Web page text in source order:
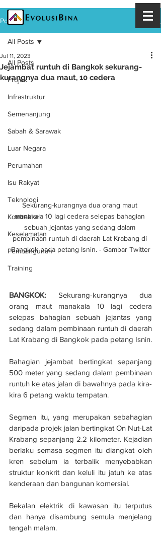
Post
All Posts
Projek
Infrastruktur
Semenanjung
Sabah & Sarawak
Luar Negara
Perumahan
Isu Rakyat
Teknologi
Kontraktor
Keselamatan
Pembangunan
Training
All Posts
Jejambat runtuh di Bangkok sekurang-
kurangnya dua maut, 10 cedera
Jul 11, 2023
Sekurang-kurangnya dua orang maut
manakala 10 lagi cedera selepas bahagian
sebuah jejantas yang sedang dalam
pembinaan runtuh di daerah Lat Krabang di
Bangkok pada petang Isnin. - Gambar Twitter
BANGKOK: Sekurang-kurangnya dua
orang maut manakala 10 lagi cedera
selepas bahagian sebuah jejantas yang
sedang dalam pembinaan runtuh di daerah
Lat Krabang di Bangkok pada petang Isnin.
Bahagian jejambat bertingkat sepanjang
500 meter yang sedang dalam pembinaan
runtuh ke atas jalan di bawahnya pada kira-
kira 6 petang waktu tempatan.
Segmen itu, yang merupakan sebahagian
daripada projek jalan bertingkat On Nut-Lat
Krabang sepanjang 2.2 kilometer. Kejadian
berlaku semasa segmen itu diangkat oleh
kren sebelum ia terbalik menyebabkan
struktur konkrit dan keluli itu jatuh ke atas
kenderaan dan bangunan komersial.
Bekalan elektrik di kawasan itu terputus
dan hanya disambung semula menjelang
tengah malam.